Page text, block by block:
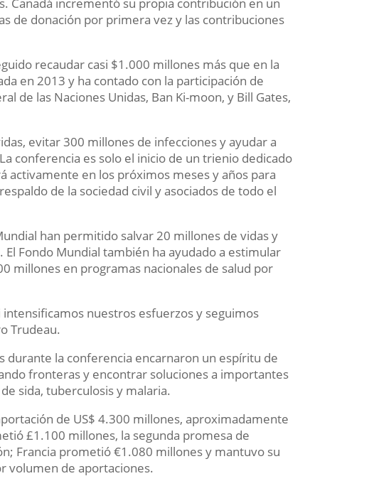
de donación por primera vez y las contribuciones
recaudar casi $1.000 millones más que en la
en 2013 y ha contado con la participación de
de las Naciones Unidas, Ban Ki-moon, y Bill Gates,
evitar 300 millones de infecciones y ayudar a
conferencia es solo el inicio de un trienio dedicado
activamente en los próximos meses y años para
de la sociedad civil y asociados de todo el
han permitido salvar 20 millones de vidas y
Fondo Mundial también ha ayudado a estimular
millones en programas nacionales de salud por
nuestros esfuerzos y seguimos
Trudeau.
durante la conferencia encarnaron un espíritu de
fronteras y encontrar soluciones a importantes
sida, tuberculosis y malaria.
de US$ 4.300 millones, aproximadamente
£1.100 millones, la segunda promesa de
Francia prometió €1.080 millones y mantuvo su
volumen de aportaciones.